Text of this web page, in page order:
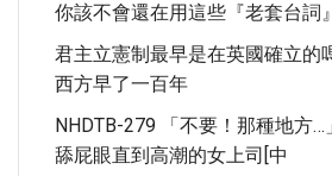
你該不會還在用這些『老套台詞
君主立憲制最早是在英國確立的
西方早了一百年
NHDTB-279 「不要！那種地方
舔屁眼直到高潮的女上司[中